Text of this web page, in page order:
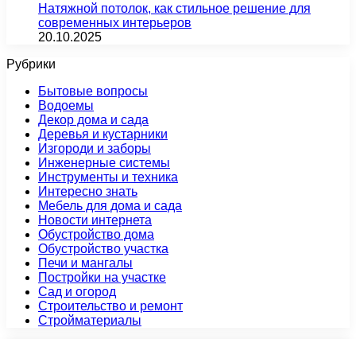
Натяжной потолок, как стильное решение для
современных интерьеров
20.10.2025
Рубрики
Бытовые вопросы
Водоемы
Декор дома и сада
Деревья и кустарники
Изгороди и заборы
Инженерные системы
Инструменты и техника
Интересно знать
Мебель для дома и сада
Новости интернета
Обустройство дома
Обустройство участка
Печи и мангалы
Постройки на участке
Сад и огород
Строительство и ремонт
Стройматериалы